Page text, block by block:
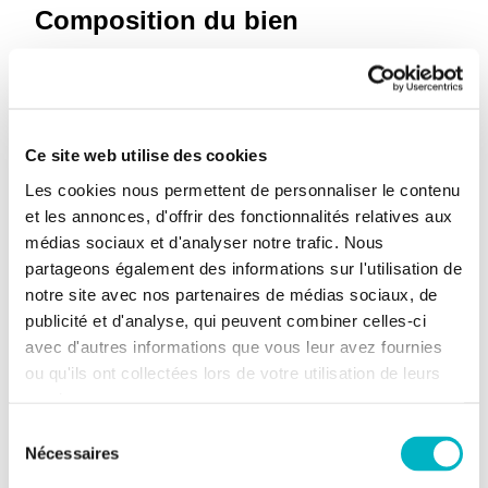
Ce site web utilise des cookies
Les cookies nous permettent de personnaliser le contenu
et les annonces, d'offrir des fonctionnalités relatives aux
médias sociaux et d'analyser notre trafic. Nous
partageons également des informations sur l'utilisation de
notre site avec nos partenaires de médias sociaux, de
publicité et d'analyse, qui peuvent combiner celles-ci
avec d'autres informations que vous leur avez fournies
ou qu'ils ont collectées lors de votre utilisation de leurs
Nécessaires
Composition du bien
Informations supplémentaires
Etage du bien 10
Informations énergétiques
RBC